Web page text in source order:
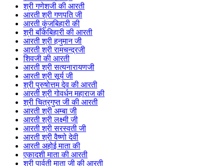
श्री गणेशजी की आरती
आरती श्री गणपति जी
आरती कुंजबिहारी की
श्री बाँकेबिहारी की आरती
आरती श्री हनुमान जी
आरती श्री रामचन्द्रजी
शिवजी की आरती
आरती श्री सत्यनारायणजी
आरती श्री सूर्य जी
श्री पुरुषोत्तम देव की आरती
आरती श्री गोवर्धन महाराज की
श्री चित्रगुप्त जी की आरती
आरती श्री अम्बा जी
आरती श्री लक्ष्मी जी
आरती श्री सरस्वती जी
आरती श्री वैष्णो देवी
आरती अहोई माता की
एकादशी माता की आरती
श्री पार्वती माता जी की आरती